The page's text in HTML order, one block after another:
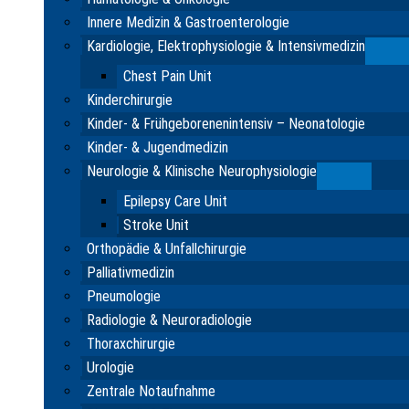
Innere Medizin & Gastroenterologie
Kardiologie, Elektrophysiologie & Intensivmedizin
Chest Pain Unit
Kinderchirurgie
Kinder- & Frühgeborenenintensiv – Neonatologie
Kinder- & Jugendmedizin
Neurologie & Klinische Neurophysiologie
Epilepsy Care Unit
Stroke Unit
Orthopädie & Unfallchirurgie
Palliativmedizin
Pneumologie
Radiologie & Neuroradiologie
Thoraxchirurgie
Urologie
Zentrale Notaufnahme